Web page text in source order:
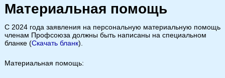
Материальная помощь
С 2024 года заявления на персональную материальную помощь
членам Профсоюза должны быть написаны на специальном
бланке (Скачать бланк).
Материальная помощь: